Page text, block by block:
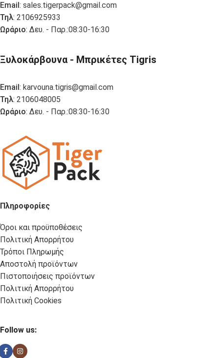
Email : sales.tigerpack@gmail.com
Τηλ: 2106925933
Ωράριο: Δευ. - Παρ.:08:30-16:30
Ξυλοκάρβουνα - Μπρικέτες Tigris
Email : karvouna.tigris@gmail.com
Τηλ: 2106048005
Ωράριο: Δευ. - Παρ.:08:30-16:30
Πληροφορίες
Όροι και προϋποθέσεις
Πολιτική Απορρήτου
Τρόποι Πληρωμής
Αποστολή προϊόντων
Πιστοποιήσεις προϊόντων
Πολιτική Απορρήτου
Πολιτική Cookies
Follow us: